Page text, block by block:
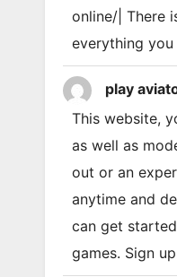
online/| There
everything
play
This website,
as well as
out or an
anytime and
can get
games. Sign